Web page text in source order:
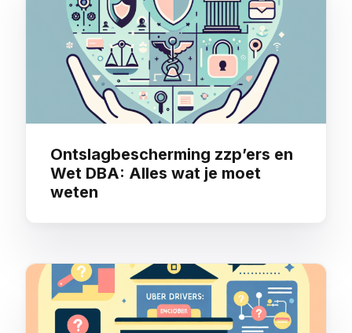
Ontslagbescherming zzp’ers en
Wet DBA: Alles wat je moet
weten